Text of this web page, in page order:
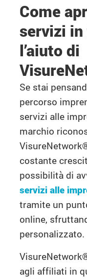
Come
servizi
l’aiuto di
Se stai
percorso
servizi alle
marchio
costante
possibilità di
servizi alle
tramite un
online,
personalizzato.
agli affiliati in